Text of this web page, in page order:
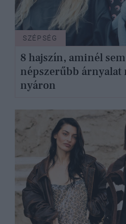
SZÉPSÉG
8 hajszín, aminél
népszerűbb árnyalat
nyáron